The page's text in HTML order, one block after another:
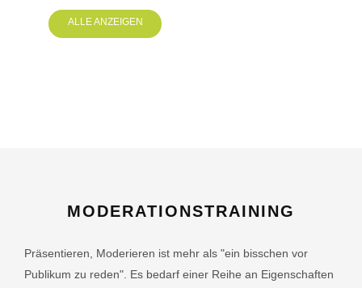
ALLE ANZEIGEN
MODERATIONSTRAINING
Präsentieren, Moderieren ist mehr als "ein bisschen vor
Publikum zu reden". Es bedarf einer Reihe an Eigenschaften